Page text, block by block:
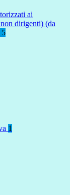
ai
dirigenti) (da
1